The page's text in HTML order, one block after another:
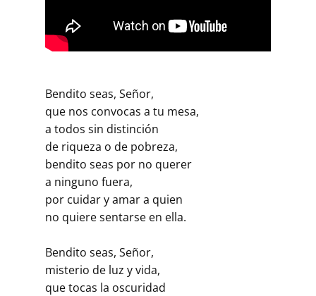
Bendito seas, Señor,
que nos convocas a tu mesa,
a todos sin distinción
de riqueza o de pobreza,
bendito seas por no querer
a ninguno fuera,
por cuidar y amar a quien
no quiere sentarse en ella.
Bendito seas, Señor,
misterio de luz y vida,
que tocas la oscuridad